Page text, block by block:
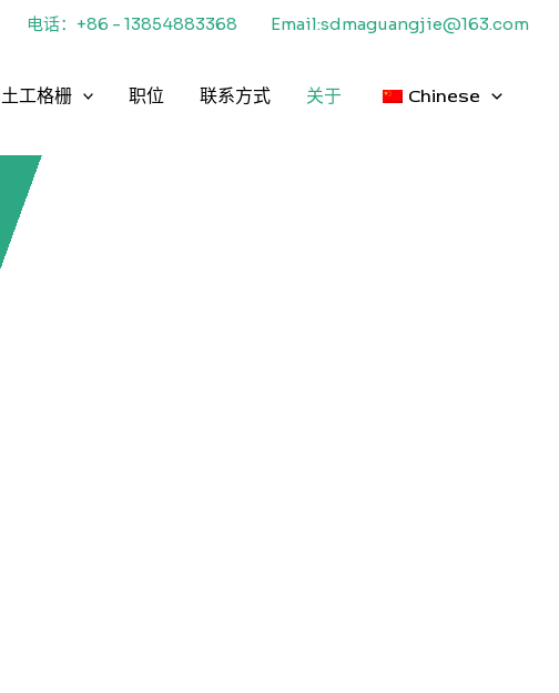
电话：+86 - 13854883368 Email:sdmaguangjie@163.com
土工格栅 职位 联系方式 关于 Chinese